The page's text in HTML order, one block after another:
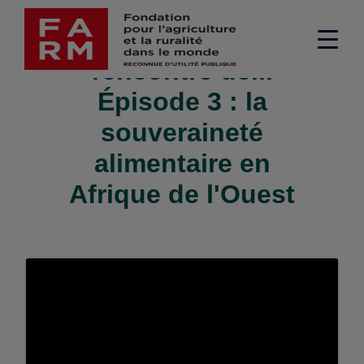
Passer
contenu
FARM à la
rencontre de...
Épisode 3 : la
souveraineté
alimentaire en
Afrique de l'Ouest